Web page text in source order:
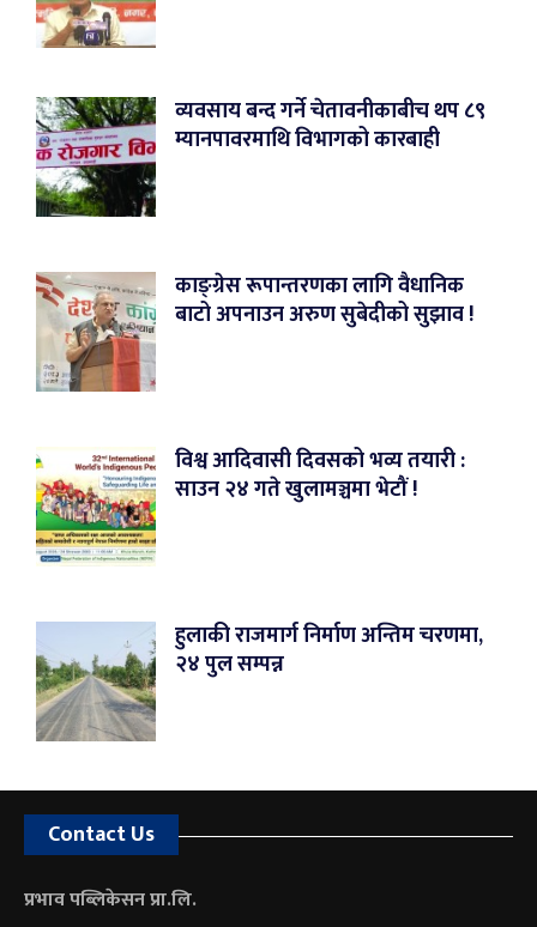
व्यवसाय बन्द गर्ने चेतावनीकाबीच थप ८९
म्यानपावरमाथि विभागको कारबाही
काङ्ग्रेस रूपान्तरणका लागि वैधानिक
बाटो अपनाउन अरुण सुबेदीको सुझाव !
विश्व आदिवासी दिवसको भव्य तयारी :
साउन २४ गते खुलामञ्चमा भेटौं !
हुलाकी राजमार्ग निर्माण अन्तिम चरणमा,
२४ पुल सम्पन्न
Contact Us
प्रभाव पब्लिकेसन प्रा.लि.